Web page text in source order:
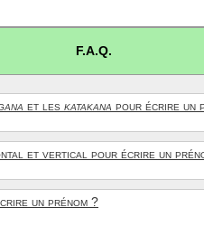
F.A.Q.
et les katakana pour écrire un
et vertical pour écrire un
un prénom ?